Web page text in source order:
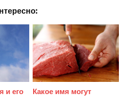
и его
Какое имя могут